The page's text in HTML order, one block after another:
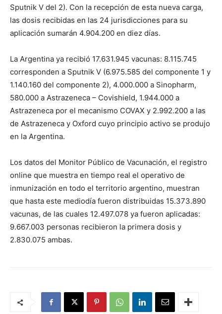
Sputnik V del 2). Con la recepción de esta nueva carga,
las dosis recibidas en las 24 jurisdicciones para su
aplicación sumarán 4.904.200 en diez días.
La Argentina ya recibió 17.631.945 vacunas: 8.115.745
corresponden a Sputnik V (6.975.585 del componente 1 y
1.140.160 del componente 2), 4.000.000 a Sinopharm,
580.000 a Astrazeneca – Covishield, 1.944.000 a
Astrazeneca por el mecanismo COVAX y 2.992.200 a las
de Astrazeneca y Oxford cuyo principio activo se produjo
en la Argentina.
Los datos del Monitor Público de Vacunación, el registro
online que muestra en tiempo real el operativo de
inmunización en todo el territorio argentino, muestran
que hasta este mediodía fueron distribuidas 15.373.890
vacunas, de las cuales 12.497.078 ya fueron aplicadas:
9.667.003 personas recibieron la primera dosis y
2.830.075 ambas.